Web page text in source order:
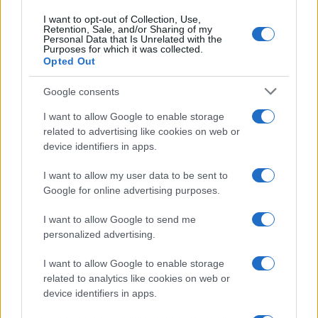
I want to opt-out of Collection, Use,
Retention, Sale, and/or Sharing of my
Personal Data that Is Unrelated with the
Purposes for which it was collected.
Opted Out
Google consents
I want to allow Google to enable storage
related to advertising like cookies on web or
device identifiers in apps.
I want to allow my user data to be sent to
Google for online advertising purposes.
I want to allow Google to send me
personalized advertising.
I want to allow Google to enable storage
related to analytics like cookies on web or
device identifiers in apps.
asombrosa si llegas en el momento adecuado.
El castillo Tioram
Es posiblemente tan impresionante como el
Castillo de Eilean Donan (aunque quizás más
abandonado).
Sentado en el borde del lago, tendráS
dificultades para abandonar este lugar mientras
el sol se pone y el cielo se quema de un naranja
ardiente, transformándose en un tono aún más
sorprendente de rosa y azul.
Finalmente, tuvimos que despedirnos de Castle
Tiorammientras nuestros estómagos
retumbaban de hambre ( pues que el aire fresco